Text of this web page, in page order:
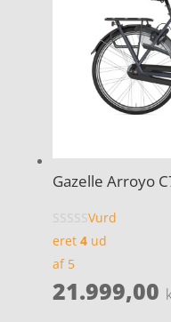
Gazelle Arroyo
Vurd
eret 4ud
af 5
21.999,00